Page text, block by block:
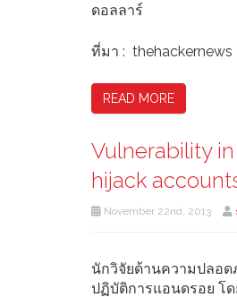
ดอลลาร์
ที่มา : thehackernews
READ MORE
Vulnerability
hijack
November 22nd, 2013
นักวิจัยด้านความปลอ
ปฏิบัติการแอนดรอย โ